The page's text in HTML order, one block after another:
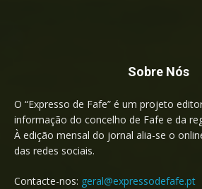
Sobre Nós
O “Expresso de Fafe” é um projeto
informação do concelho de Fafe e da
À edição mensal do jornal alia-se o
das redes sociais.
Contacte-nos: geral@expressodefafe.pt